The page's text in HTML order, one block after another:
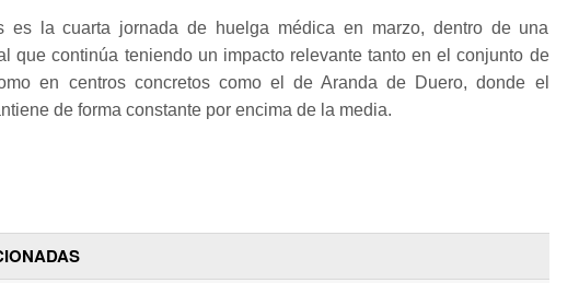
es la cuarta jornada de huelga médica en marzo, dentro de una
que continúa teniendo un impacto relevante tanto en el conjunto de
en centros concretos como el de Aranda de Duero, donde el
de forma constante por encima de la media.